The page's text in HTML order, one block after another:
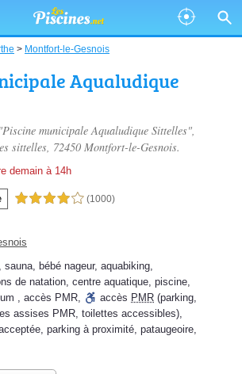
> Montfort-le-Gesnois
Aqualudique
municipale Aqualudique Sittelles",
sittelles, 72450 Montfort-le-Gesnois.
demain à 14h
4,0 étoiles sur 5 (1000)
, sauna, bébé nageur, aquabiking,
de natation, centre aquatique, piscine,
, accès PMR, accès PMR (parking,
assises PMR, toilettes accessibles),
, parking à proximité, pataugeoire,